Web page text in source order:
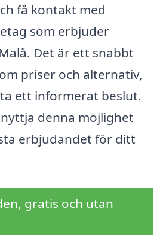
få kontakt med
som erbjuder
Det är ett snabbt
priser och alternativ,
ett informerat beslut.
denna möjlighet
erbjudandet för ditt
gratis och utan